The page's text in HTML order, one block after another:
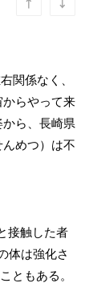
関係なく、
らやって来
ら、長崎県
めつ）は不
接触した者
体は強化さ
ともある。